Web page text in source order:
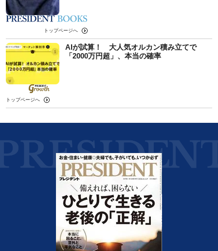
トップページへ
AIが試算！ 大人気オルカン積み立てで
「2000万円超」、本当の確率
トップページへ